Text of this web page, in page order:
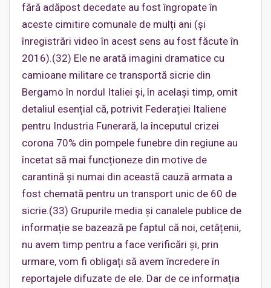
fără adăpost decedate au fost îngropate în
aceste cimitire comunale de mulți ani (și
înregistrări video în acest sens au fost făcute în
2016).(32) Ele ne arată imagini dramatice cu
camioane militare ce transportă sicrie din
Bergamo în nordul Italiei și, în același timp, omit
detaliul esențial că, potrivit Federației Italiene
pentru Industria Funerară, la începutul crizei
corona 70% din pompele funebre din regiune au
încetat să mai funcționeze din motive de
carantină și numai din această cauză armata a
fost chemată pentru un transport unic de 60 de
sicrie.(33) Grupurile media și canalele publice de
informație se bazează pe faptul că noi, cetățenii,
nu avem timp pentru a face verificări și, prin
urmare, vom fi obligați să avem încredere în
reportajele difuzate de ele. Dar de ce informația